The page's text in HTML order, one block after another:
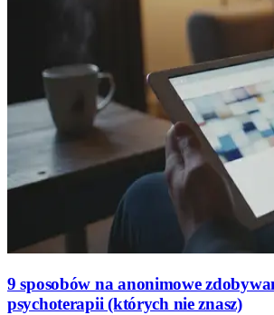
9 sposobów na anonimowe
psychoterapii (których nie znasz)